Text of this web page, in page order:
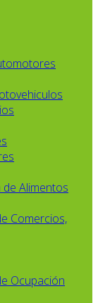
Alimentos
Comercios,
Ocupación